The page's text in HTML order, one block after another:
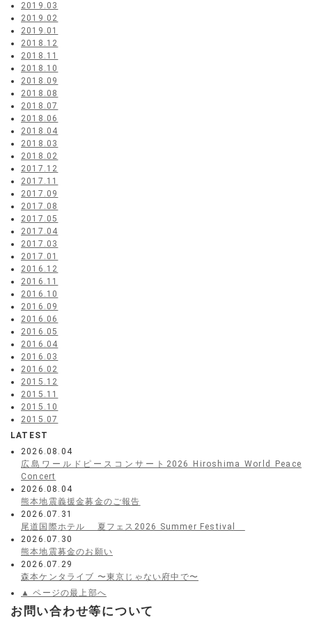
2019.03
2019.02
2019.01
2018.12
2018.11
2018.10
2018.09
2018.08
2018.07
2018.06
2018.04
2018.03
2018.02
2017.12
2017.11
2017.09
2017.08
2017.05
2017.04
2017.03
2017.01
2016.12
2016.11
2016.10
2016.09
2016.06
2016.05
2016.04
2016.03
2016.02
2015.12
2015.11
2015.10
2015.07
LATEST
2026.08.04
広島ワールドピースコンサート2026 Hiroshima World Peace
Concert
2026.08.04
熊本地震義援金募金のご報告
2026.07.31
尾道国際ホテル 夏フェス2026 Summer Festival
2026.07.30
熊本地震募金のお願い
2026.07.29
森本ケンタライブ 〜東京じゃない府中で〜
▲ ページの最上部へ
お問い合わせ等について